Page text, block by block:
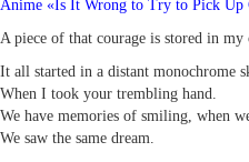
Anime «Is It Wrong to Try to Pick Up
A piece of that courage is stored in my
It all started in a distant monochrome
When I took your trembling hand.
We have memories of smiling, when
We saw the same dream.